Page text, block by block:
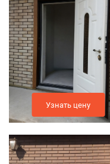
Узнать цену